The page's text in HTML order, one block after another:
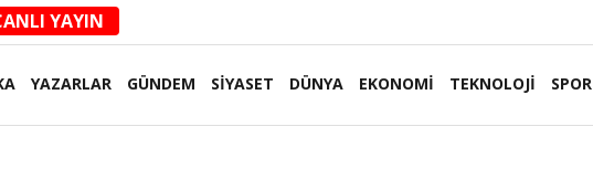
YAYIN
YAZARLAR GÜNDEM SİYASET DÜNYA EKONOMİ TEKNOLOJİ SPOR